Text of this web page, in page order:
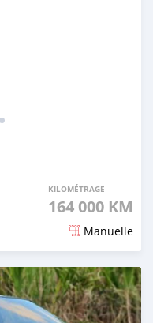
KILOMÉTRAGE
164 000 KM
Manuelle